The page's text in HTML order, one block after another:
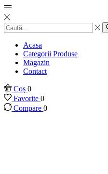
Introducere
căutare
Acasa
Categorii Produse
Magazin
Contact
Coș 0
Favorite 0
Compare 0